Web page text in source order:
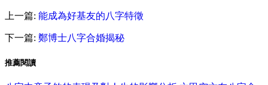
上一篇: 能成為好基友的八字特徵
下一篇: 鄭博士八字合婚揭秘
推薦閱讀